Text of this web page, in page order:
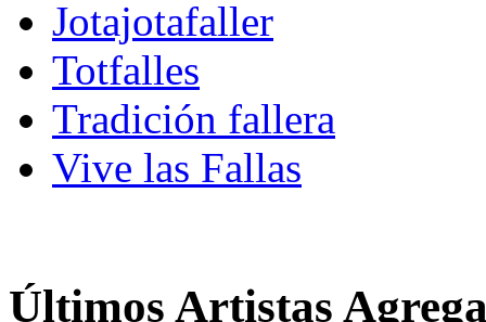
Jotajotafaller
Totfalles
Tradición fallera
Vive las Fallas
Últimos Artistas